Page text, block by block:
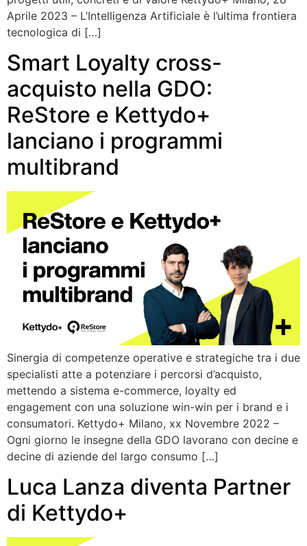
Aprile 2023 – L’Intelligenza Artificiale è l’ultima frontiera
tecnologica di […]
Smart Loyalty cross-
acquisto nella GDO:
ReStore e Kettydo+
lanciano i programmi
multibrand
Sinergia di competenze operative e strategiche tra i due
specialisti atte a potenziare i percorsi d’acquisto,
mettendo a sistema e-commerce, loyalty ed
engagement con una soluzione win-win per i brand e i
consumatori. Kettydo+ Milano, xx Novembre 2022 –
Ogni giorno le insegne della GDO lavorano con decine e
decine di aziende del largo consumo […]
Luca Lanza diventa Partner
di Kettydo+